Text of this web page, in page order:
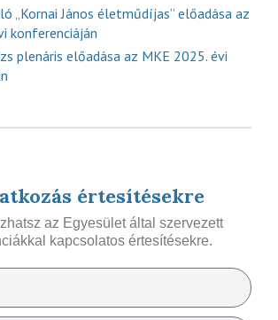
„Kornai János életműdíjas” előadása az
konferenciáján
plenáris előadása az MKE 2025. évi
értesítésekre
az Egyesület által szervezett
kapcsolatos értesítésekre.